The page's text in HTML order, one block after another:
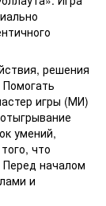
решения
игры (МИ)
умений,
что
Перед началом
и